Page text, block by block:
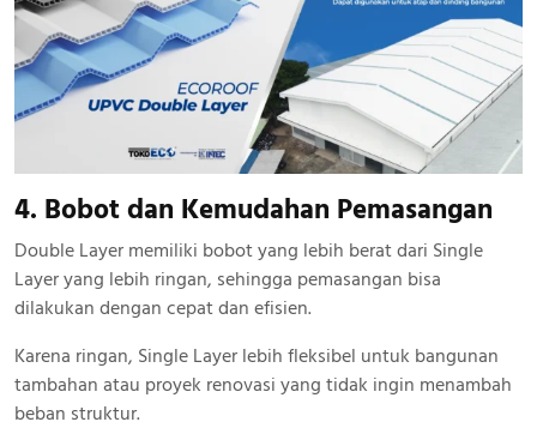
4. Bobot dan Kemudahan Pemasangan
Double Layer memiliki bobot yang lebih berat dari Single
Layer yang lebih ringan, sehingga pemasangan bisa
dilakukan dengan cepat dan efisien.
Karena ringan, Single Layer lebih fleksibel untuk bangunan
tambahan atau proyek renovasi yang tidak ingin menambah
beban struktur.